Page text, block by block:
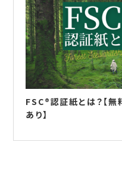
FSC®認証紙とは？【
あり】